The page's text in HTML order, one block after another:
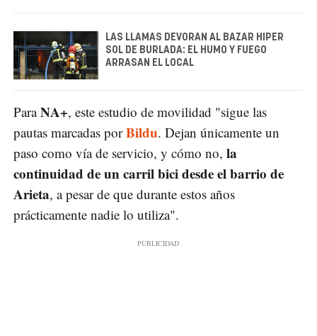
LAS LLAMAS DEVORAN AL BAZAR HIPER
SOL DE BURLADA: EL HUMO Y FUEGO
ARRASAN EL LOCAL
ParaNA+, este estudio de movilidad "sigue las
pautas marcadas porBildu. Dejan únicamente un
paso como vía de servicio, y cómo no, la
continuidad de un carril bici desde el barrio de
Arieta, a pesar de que durante estos años
prácticamente nadie lo utiliza".